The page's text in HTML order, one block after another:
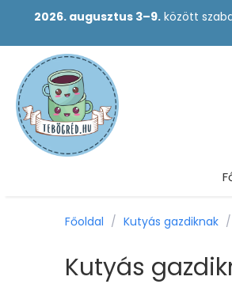
2026. augusztus 3–9. között
Főoldal / Kutyás gazdiknak /
Kutyás